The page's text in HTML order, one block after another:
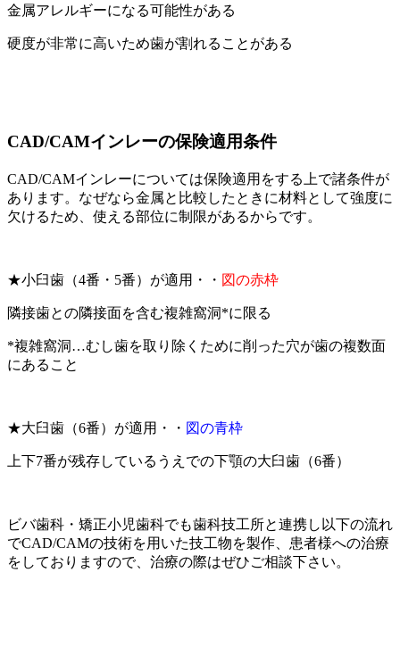
金属アレルギーになる可能性がある
硬度が非常に高いため歯が割れることがある
CAD/CAMインレーの保険適用条件
CAD/CAMインレーについては保険適用をする上で諸条件が
あります。なぜなら金属と比較したときに材料として強度に
欠けるため、使える部位に制限があるからです。
★小臼歯（4番・5番）が適用・・ 図の赤枠
隣接歯との隣接面を含む複雑窩洞*に限る
*複雑窩洞…むし歯を取り除くために削った穴が歯の複数面
にあること
★大臼歯（6番）が適用・・ 図の青枠
上下7番が残存しているうえでの下顎の大臼歯（6番）
ビバ歯科・矯正小児歯科でも歯科技工所と連携し以下の流れ
でCAD/CAMの技術を用いた技工物を製作、患者様への治療
をしておりますので、治療の際はぜひご相談下さい。